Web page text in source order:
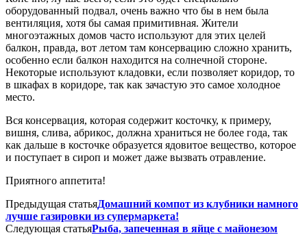
оборудованный подвал, очень важно что бы в нем была
вентиляция, хотя бы самая примитивная. Жители
многоэтажных домов часто используют для этих целей
балкон, правда, вот летом там консервацию сложно хранить,
особенно если балкон находится на солнечной стороне.
Некоторые используют кладовки, если позволяет коридор, то
в шкафах в коридоре, так как зачастую это самое холодное
место.
Вся консервация, которая содержит косточку, к примеру,
вишня, слива, абрикос, должна храниться не более года, так
как дальше в косточке образуется ядовитое вещество, которое
и поступает в сироп и может даже вызвать отравление.
Приятного аппетита!
Предыдущая статьяДомашний компот из клубники намного
лучше газировки из супермаркета!
Следующая статьяРыба, запеченная в яйце с майонезом